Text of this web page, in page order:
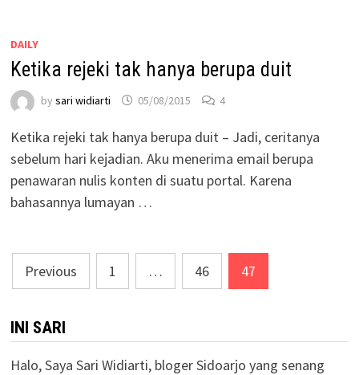
DAILY
Ketika rejeki tak hanya berupa duit
by sari widiarti 05/08/2015 4
Ketika rejeki tak hanya berupa duit – Jadi, ceritanya
sebelum hari kejadian. Aku menerima email berupa
penawaran nulis konten di suatu portal. Karena
bahasannya lumayan …
Posts
pagination
Previous 1 … 46 47
INI SARI
Halo, Saya Sari Widiarti, bloger Sidoarjo yang senang